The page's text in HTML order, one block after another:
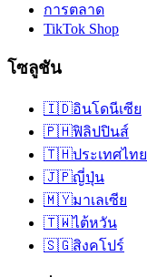
การตลาด
TikTok Shop
โซลูชัน
🇮🇩อินโดนีเซีย
🇵🇭ฟิลิปปินส์
🇹🇭ประเทศไทย
🇯🇵ญี่ปุ่น
🇲🇾มาเลเซีย
🇹🇼ไต้หวัน
🇸🇬สิงคโปร์